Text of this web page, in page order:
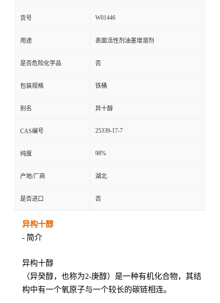
货号 W01446
用途 表面活性剂油墨增溶剂
是否危险化学品 否
包装规格 铁桶
别名 异十醇
CAS编号 25339-17-7
纯度 98%
产地/厂商 湖北
是否进口 否
异构十醇
- 简介
异构十醇
（异癸醇，也称为2-庚醇）是一种有机化合物，其结
构中有一个氧原子与一个较长的碳链相连。